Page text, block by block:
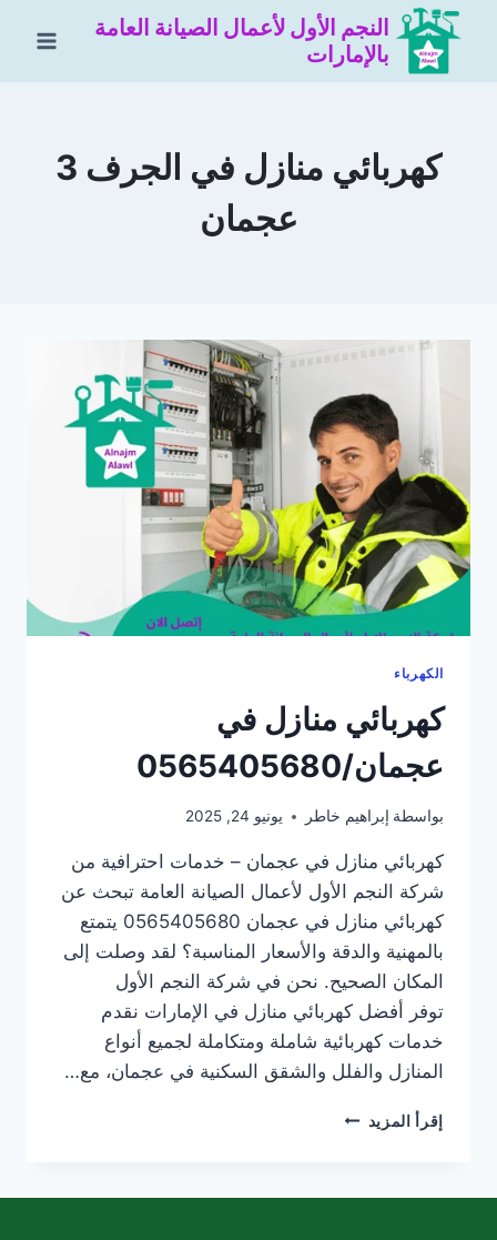
التجاوز
المحتوى
النجم الأول لأعمال الصيانة العامة
بالإمارات
كهربائي منازل في الجرف 3
عجمان
الكهرباء
كهربائي منازل في
عجمان/0565405680
بواسطة إبراهيم خاطر يونيو 24, 2025
كهربائي منازل في عجمان – خدمات احترافية من
شركة النجم الأول لأعمال الصيانة العامة تبحث عن
كهربائي منازل في عجمان 0565405680 يتمتع
بالمهنية والدقة والأسعار المناسبة؟ لقد وصلت إلى
المكان الصحيح. نحن في شركة النجم الأول
توفر أفضل كهربائي منازل في الإمارات نقدم
خدمات كهربائية شاملة ومتكاملة لجميع أنواع
المنازل والفلل والشقق السكنية في عجمان، مع…
إقرأ المزيد كهربائي